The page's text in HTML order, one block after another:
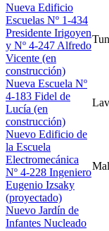
Nueva Edificio
Escuelas Nº 1-434
Presidente Irigoyen
y Nº 4-247 Alfredo
Vicente (en
construcción)
Nueva Escuela Nº
4-183 Fidel de
Lucía (en
construcción)
Nuevo Edificio de
la Escuela
Electromecánica
Nº 4-228 Ingeniero
Eugenio Izsaky
(proyectado)
Nuevo Jardín de
Infantes Nucleado